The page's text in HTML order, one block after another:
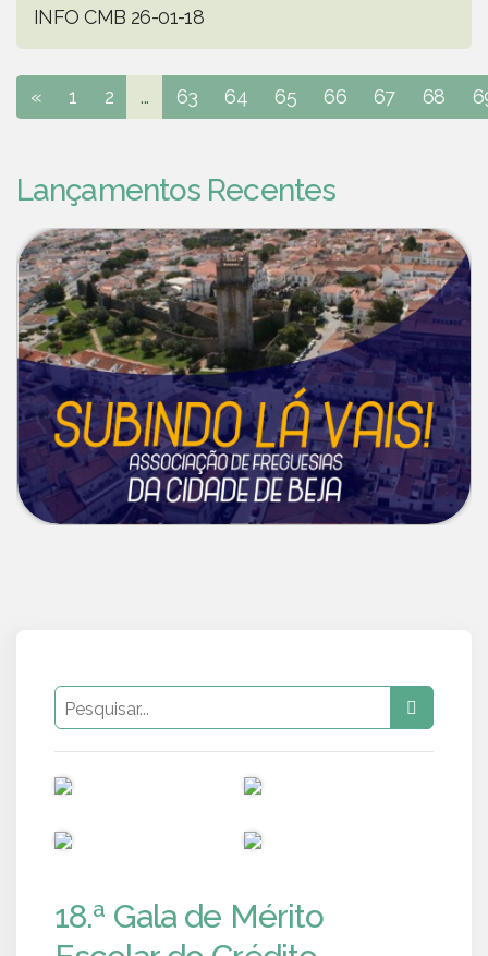
INFO CMB 26-01-18
« 1 2 ... 63 64 65 66 67 68
Lançamentos Recentes
18.ª Gala de Mérito